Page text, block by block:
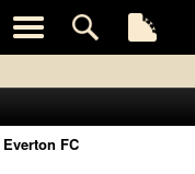
Everton FC